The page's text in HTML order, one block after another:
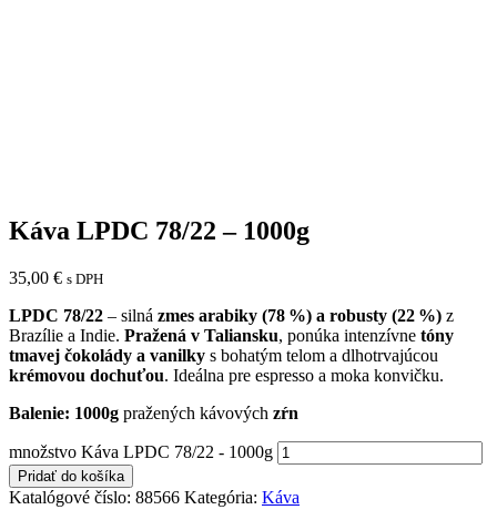
Káva LPDC 78/22 – 1000g
35,00 € s DPH
LPDC 78/22 – silná zmes arabiky (78 %) a robusty (22 %) z
Brazílie a Indie. Pražená v Taliansku, ponúka intenzívne tóny
tmavej čokolády a vanilky s bohatým telom a dlhotrvajúcou
krémovou dochuťou. Ideálna pre espresso a moka konvičku.
Balenie: 1000g pražených kávových zŕn
množstvo Káva LPDC 78/22 - 1000g
Pridať do košíka
Katalógové číslo: 88566 Kategória: Káva